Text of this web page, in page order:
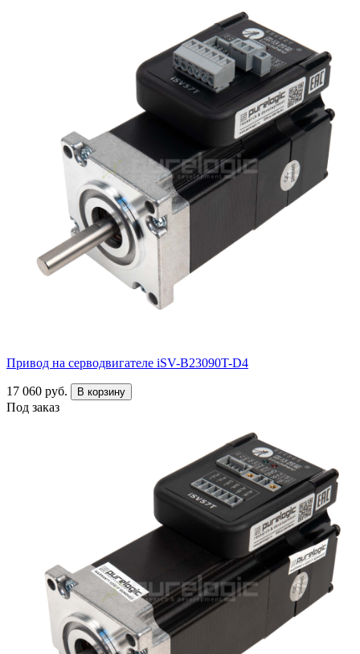
Привод на серводвигателе iSV-B23090T-D4
17 060 руб. В корзину
Под заказ